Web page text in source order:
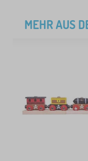
MEHR AUS